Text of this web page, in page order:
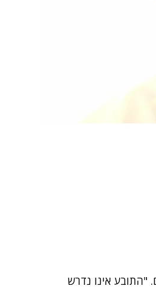
"התובע אינו נדרש